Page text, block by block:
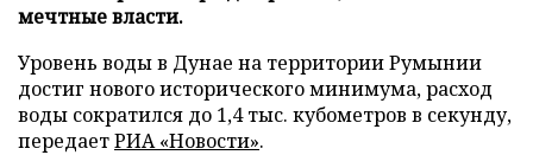
мечтные власти.
Уровень воды в Дунае на территории Румынии
достиг нового исторического минимума, расход
воды сократился до 1,4 тыс. кубометров в секунду,
передаетРИА «Новости».